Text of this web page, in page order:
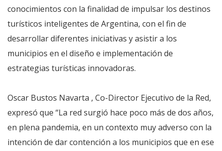
conocimientos con la finalidad de impulsar los destinos
turísticos inteligentes de Argentina, con el fin de
desarrollar diferentes iniciativas y asistir a los
municipios en el diseño e implementación de
estrategias turísticas innovadoras.
Oscar Bustos Navarta , Co-Director Ejecutivo de la Red,
expresó que “La red surgió hace poco más de dos años,
en plena pandemia, en un contexto muy adverso con la
intención de dar contención a los municipios que en ese